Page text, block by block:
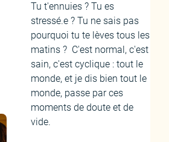
Tu t'ennuies ? Tu es
stressé.e ? Tu ne sais pas
pourquoi tu te lèves tous les
matins ? C'est normal, c'est
sain, c'est cyclique : tout le
monde, et je dis bien tout le
monde, passe par ces
moments de doute et de
vide.